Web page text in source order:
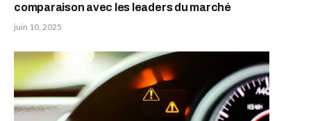
comparaison avec les leaders du marché
juin 10, 2025